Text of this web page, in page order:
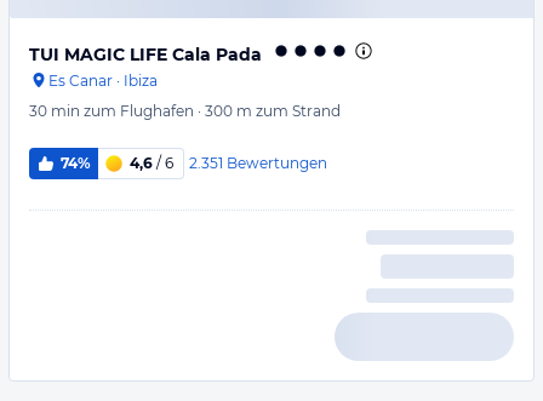
TUI MAGIC LIFE Cala Pada
Es Canar · Ibiza
30 min zum Flughafen · 300 m zum Strand
74% 4,6 / 6 2.351 Bewertungen